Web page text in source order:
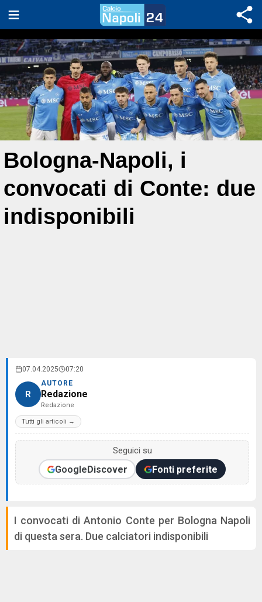
Bologna-Napoli, i
convocati di Conte: due
indisponibili
07.04.2025 07:20
R
AUTORE
Redazione
Redazione
Tutti gli articoli →
Seguici su
GoogleDiscover Fonti preferite
I convocati di Antonio Conte per Bologna Napoli
di questa sera. Due calciatori indisponibili